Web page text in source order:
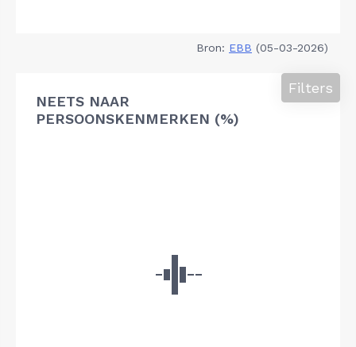
Bron: EBB (05-03-2026)
NEETS NAAR
PERSOONSKENMERKEN (%)
Filters